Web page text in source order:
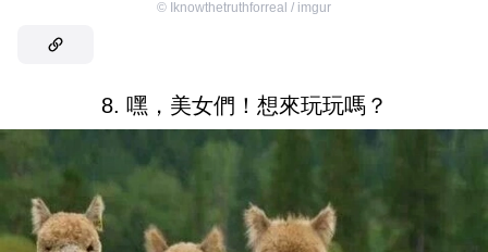
© Iknowthetruthforreal / imgur
8. 嘿，美女們！想來玩玩嗎？